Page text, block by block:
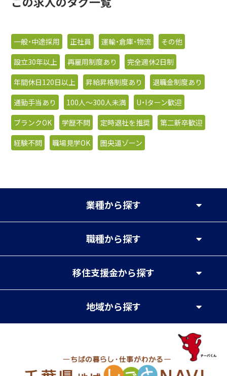
一般・中途採用 正社員 運輸・倉庫・物流
その他
設立30年以上
再雇用制度あり
完全週休2日制
年間休日120日以上
昇給昇格制度あり
退職金制度あり
通勤手当あり
100人〜300人未満
U・Iターン歓迎
ブランクOK
学歴不問 定時退社を推奨
第二新卒歓迎
経験不問
職場見学OK 圏央道ゾーン
業種から探す
職種から探す
移住支援金から探す
地域から探す